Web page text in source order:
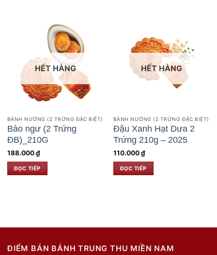
HẾT HÀNG
BÁNH NƯỚNG (2 TRỨNG ĐẶC BIỆT)
Bào ngư (2 Trứng
ĐB)_210G
188.000₫
ĐỌC TIẾP
HẾT HÀNG
BÁNH NƯỚNG (2 TRỨNG ĐẶC BIỆT)
Đậu Xanh Hạt Dưa 2
Trứng 210g – 2025
110.000₫
ĐỌC TIẾP
ĐIỂM BÁN BÁNH TRUNG THU MIỀN NAM